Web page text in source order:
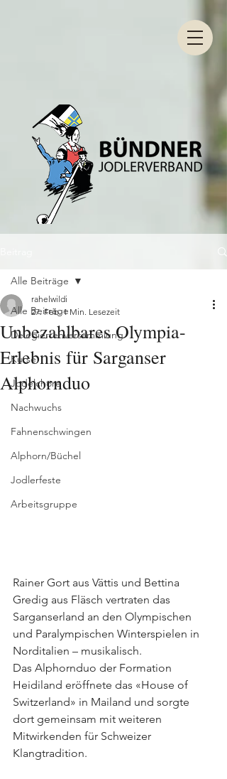
Alle Beiträge
Delegiertenversammlung
Kurse
Jodelchöre
Nachwuchs
Fahnenschwingen
Alphorn/Büchel
Jodlerfeste
Arbeitsgruppe
Alle Beiträge
Unbezahlbares Olympia-
Erlebnis für Sarganser
Alphornduo
rahelwildi
27. Feb. 1 Min. Lesezeit
Rainer Gort aus Vättis und Bettina
Gredig aus Fläsch vertraten das
Sarganserland an den Olympischen
und Paralympischen Winterspielen in
Norditalien – musikalisch.
Das Alphornduo der Formation
Heidiland eröffnete das «House of
Switzerland» in Mailand und sorgte
dort gemeinsam mit weiteren
Mitwirkenden für Schweizer
Klangtradition.